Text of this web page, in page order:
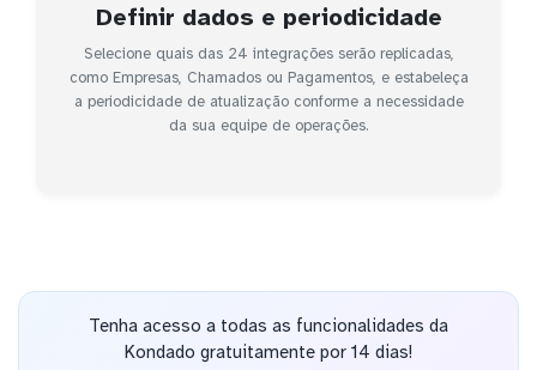
Definir dados e periodicidade
Selecione quais das 24 integrações serão replicadas,
como Empresas, Chamados ou Pagamentos, e estabeleça
a periodicidade de atualização conforme a necessidade
da sua equipe de operações.
Tenha acesso a todas as funcionalidades da
Kondado gratuitamente por 14 dias!